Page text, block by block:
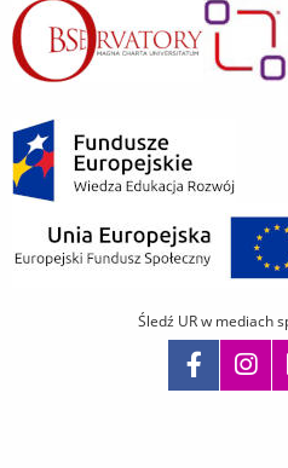
Śledź UR w mediach